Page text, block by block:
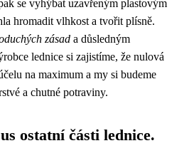
se vyhýbat uzavřeným plastovým
hromadit vlhkost a tvořit plísně.
zásad a důsledným
lednice si zajistíme, že nulová
na maximum a my si budeme
a chutné potraviny.
ostatní části lednice.